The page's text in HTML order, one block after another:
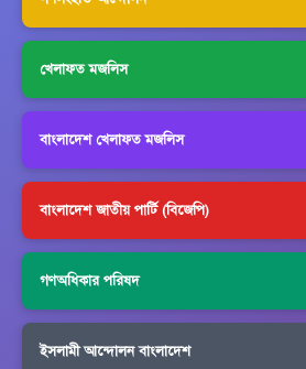
খেলাফত মজলিস
বাংলাদেশ খেলাফত মজলিস
বাংলাদেশ জাতীয় পার্টি (বিজেপি)
গণঅধিকার পরিষদ
ইসলামী আন্দোলন বাংলাদেশ